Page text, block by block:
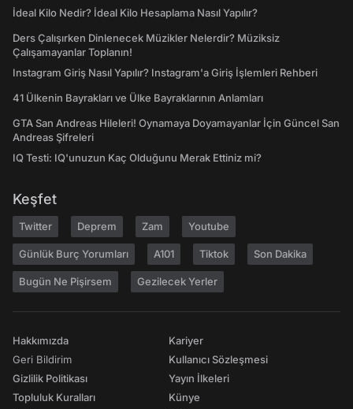
İdeal Kilo Nedir? İdeal Kilo Hesaplama Nasıl Yapılır?
Ders Çalışırken Dinlenecek Müzikler Nelerdir? Müziksiz
Çalışamayanlar Toplanın!
Instagram Giriş Nasıl Yapılır? Instagram'a Giriş İşlemleri Rehberi
41 Ülkenin Bayrakları ve Ülke Bayraklarının Anlamları
GTA San Andreas Hileleri! Oynamaya Doyamayanlar İçin Güncel San
Andreas Şifreleri
IQ Testi: IQ'unuzun Kaç Olduğunu Merak Ettiniz mi?
Keşfet
Twitter Deprem Zam Youtube
Günlük Burç Yorumları A101 Tiktok Son Dakika
Bugün Ne Pişirsem Gezilecek Yerler
Hakkımızda
Geri Bildirim
Gizlilik Politikası
Topluluk Kuralları
Kariyer
Kullanıcı Sözleşmesi
Yayın İlkeleri
Künye